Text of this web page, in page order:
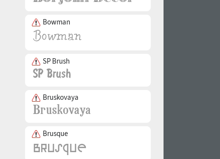
Bowman
SP Brush
Bruskovaya
Brusque